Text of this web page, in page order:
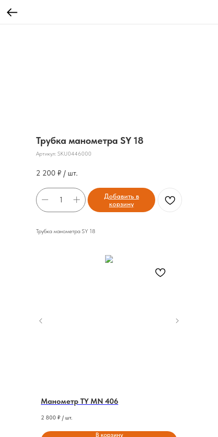
Трубка манометра SY 18
Артикул: SKU0446000
2 200 ₽ / шт.
Добавить в
корзину
Трубка манометра SY 18
Манометр TY MN 406
2 800 ₽ / шт.
В корзину